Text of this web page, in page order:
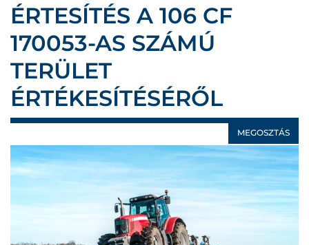
ÉRTESÍTÉS A 106 CF
170053-AS SZÁMÚ
TERÜLET
ÉRTÉKESÍTÉSÉRŐL
MEGOSZTÁS